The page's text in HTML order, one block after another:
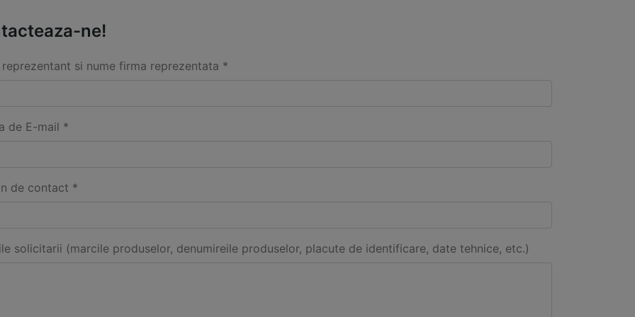
ne!
reprezentant si nume firma reprezentata *
de E-mail *
de contact *
solicitarii (marcile produselor, denumireile produselor, placute de identificare, date tehnice, etc.)